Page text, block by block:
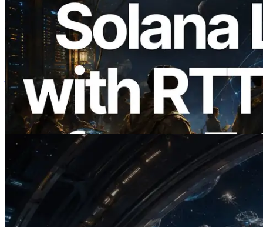
2026.08.05
ERPC का Solana Leader Slot API अब 7
वैश्विक क्षेत्रों से ping मापता है — Validators
Information API भी लॉन्च
यह लेख पढ़ें